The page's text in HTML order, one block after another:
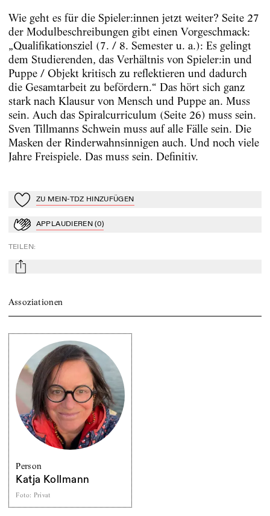
Wie geht es für die Spieler:innen jetzt weiter? Seite 27
der Modulbeschreibungen gibt einen Vorgeschmack:
„Qualifikationsziel (7. / 8. Semester u. a.): Es gelingt
dem Studierenden, das Verhältnis von Spieler:in und
Puppe / Objekt kritisch zu reflektieren und dadurch
die Gesamtarbeit zu befördern.“ Das hört sich ganz
stark nach Klausur von Mensch und Puppe an. Muss
sein. Auch das Spiralcurriculum (Seite 26) muss sein.
Sven Tillmanns Schwein muss auf alle Fälle sein. Die
Masken der Rinderwahnsinnigen auch. Und noch viele
Jahre Freispiele. Das muss sein. Definitiv.
Zu Mein-TdZ hinzufügen
ZU MEIN-TDZ HINZUFÜGEN
ApplaudierenAPPLAUDIEREN (0)
TEILEN:
mail
Assoziationen
Person
Katja Kollmann
Foto: Privat